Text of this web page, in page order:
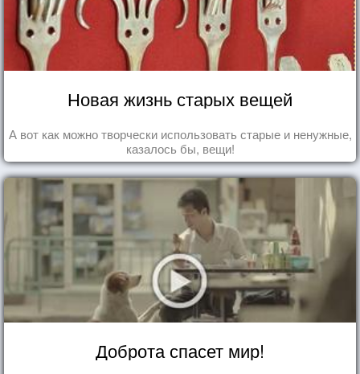
Новая жизнь старых вещей
А вот как можно творчески использовать старые и ненужные,
казалось бы, вещи!
Доброта спасет мир!